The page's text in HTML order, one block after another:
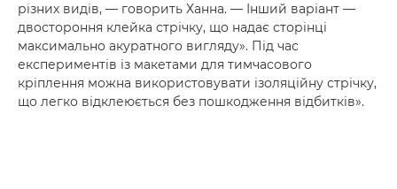
різних видів, — говорить Ханна. — Інший варіант —
двостороння клейка стрічку, що надає сторінці
максимально акуратного вигляду». Під час
експериментів із макетами для тимчасового
кріплення можна використовувати ізоляційну стрічку,
що легко відклеюється без пошкодження відбитків».